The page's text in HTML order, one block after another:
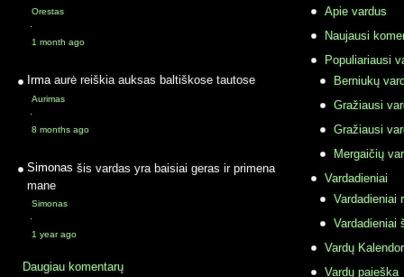
Orestas
·
1 month ago
Irma aurė reiškia auksas baltiškose tautose
Aurimas
·
8 months ago
Simonas šis vardas yra baisiai geras ir primena
mane
Simonas
·
1 year ago
Daugiau komentarų
Apie vardus
Naujausi
Populiariausi
Berniukų
Gražiausi
Gražiausi
Mergaičių
Vardadieniai
Vardadieniai
Vardadieniai
Vardų
Vardų paieška